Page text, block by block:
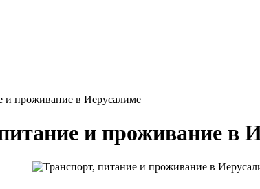
и проживание в Иерусалиме
и проживание в